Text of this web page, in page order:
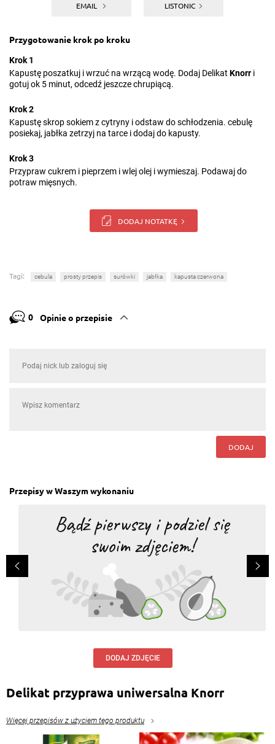
EMAIL LISTONIC
Przygotowanie krok po kroku
Krok 1
Kapustę poszatkuj i wrzuć na wrzącą wodę. Dodaj Delikat Knorr i
gotuj ok 5 minut, odcedź jeszcze chrupiącą.
Krok 2
Kapustę skrop sokiem z cytryny i odstaw do schłodzenia. cebulę
posiekaj, jabłka zetrzyj na tarce i dodaj do kapusty.
Krok 3
Przypraw cukrem i pieprzem i wlej olej i wymieszaj. Podawaj do
potraw mięsnych.
DODAJ NOTATKĘ
Tagi: cebula prosty przepis surówki jabłka kapusta czerwona
0 Opinie o przepisie
DODAJ
Przepisy w Waszym wykonaniu
DODAJ ZDJĘCIE
Delikat przyprawa uniwersalna Knorr
Więcej przepisów z użyciem tego produktu